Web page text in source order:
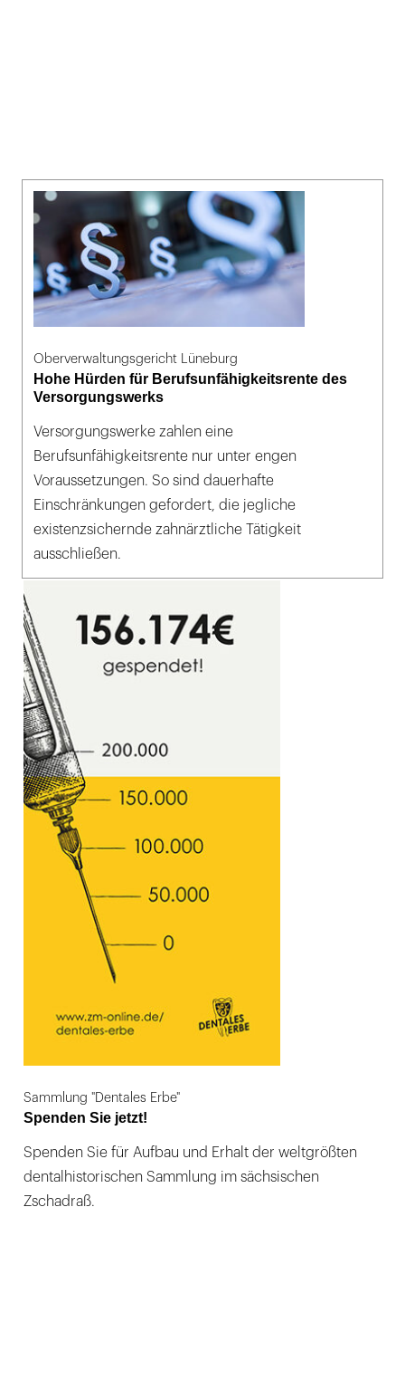
Oberverwaltungsgericht Lüneburg
Hohe Hürden für Berufsunfähigkeitsrente des
Versorgungswerks
Versorgungswerke zahlen eine
Berufsunfähigkeitsrente nur unter engen
Voraussetzungen. So sind dauerhafte
Einschränkungen gefordert, die jegliche
existenzsichernde zahnärztliche Tätigkeit
ausschließen.
Sammlung "Dentales Erbe"
Spenden Sie jetzt!
Spenden Sie für Aufbau und Erhalt der weltgrößten
dentalhistorischen Sammlung im sächsischen
Zschadraß.